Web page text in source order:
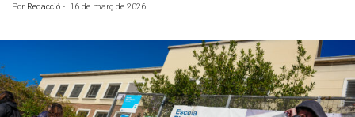
Por Redacció - 16 de març de 2026